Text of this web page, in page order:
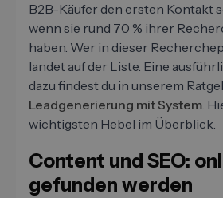
B2B-Käufer den ersten Kontakt
wenn sie rund 70 % ihrer
haben. Wer in dieser
landet auf der Liste. Eine
dazu findest du in unserem
Leadgenerierung mit System.
wichtigsten Hebel im Überblick.
Content und SEO:
gefunden werden